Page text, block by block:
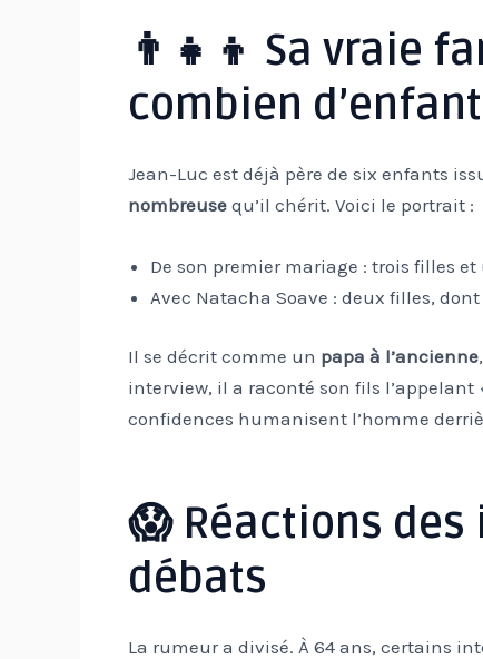
👨‍👧‍👦 Sa vraie
combien
Jean-Luc est déjà père de six enfants
nombreusequ’il chérit. Voici le portrait :
De son premier mariage : trois filles et
Avec Natacha Soave : deux filles,
Il se décrit comme un papa à l’ancienne
interview, il a raconté son fils l’appelant
confidences humanisent l’homme
😱 Réactions
débats
La rumeur a divisé. À 64 ans, certains